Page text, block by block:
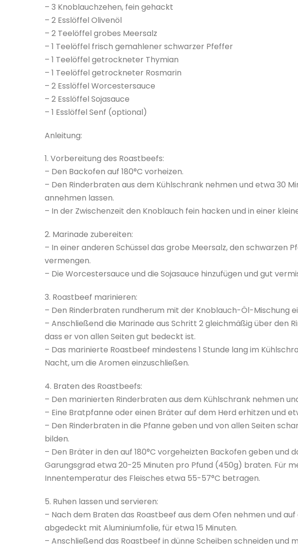
– 3 Knoblauchzehen, fein gehackt
– 2 Esslöffel Olivenöl
– 2 Teelöffel grobes Meersalz
– 1 Teelöffel frisch gemahlener schwarzer Pfeffer
– 1 Teelöffel getrockneter Thymian
– 1 Teelöffel getrockneter Rosmarin
– 2 Esslöffel Worcestersauce
– 2 Esslöffel Sojasauce
– 1 Esslöffel Senf (optional)
Anleitung:
1. Vorbereitung des Roastbeefs:
– Den Backofen auf 180°C vorheizen.
– Den Rinderbraten aus dem Kühlschrank nehmen und etwa 30
annehmen lassen.
– In der Zwischenzeit den Knoblauch fein hacken und in einer
2. Marinade zubereiten:
– In einer anderen Schüssel das grobe Meersalz, den schwarzen
vermengen.
– Die Worcestersauce und die Sojasauce hinzufügen und gut
3. Roastbeef marinieren:
– Den Rinderbraten rundherum mit der Knoblauch-Öl-Mischung
– Anschließend die Marinade aus Schritt 2 gleichmäßig über den
dass er von allen Seiten gut bedeckt ist.
– Das marinierte Roastbeef mindestens 1 Stunde lang im
Nacht, um die Aromen einzuschließen.
4. Braten des Roastbeefs:
– Den marinierten Rinderbraten aus dem Kühlschrank nehmen
– Eine Bratpfanne oder einen Bräter auf dem Herd erhitzen und
– Den Rinderbraten in die Pfanne geben und von allen Seiten
bilden.
– Den Bräter in den auf 180°C vorgeheizten Backofen geben und
Garungsgrad etwa 20-25 Minuten pro Pfund (450g) braten. Für
Innentemperatur des Fleisches etwa 55-57°C betragen.
5. Ruhen lassen und servieren:
– Nach dem Braten das Roastbeef aus dem Ofen nehmen und
abgedeckt mit Aluminiumfolie, für etwa 15 Minuten.
– Anschließend das Roastbeef in dünne Scheiben schneiden und